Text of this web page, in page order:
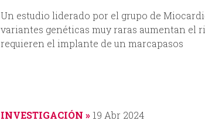
Un estudio liderado por el grupo de
variantes genéticas muy raras aumentan el
requieren el implante de un marcapasos
INVESTIGACIÓN 19 Abr 2024